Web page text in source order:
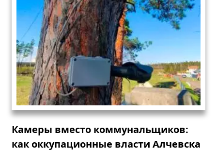
Камеры вместо коммунальщиков:
как оккупационные власти Алчевска